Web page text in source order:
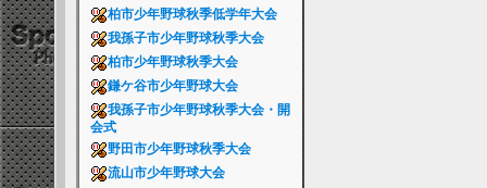
柏市少年野球秋季低学年大会
我孫子市少年野球秋季大会
柏市少年野球秋季大会
鎌ケ谷市少年野球大会
我孫子市少年野球秋季大会・開
会式
野田市少年野球秋季大会
流山市少年野球大会